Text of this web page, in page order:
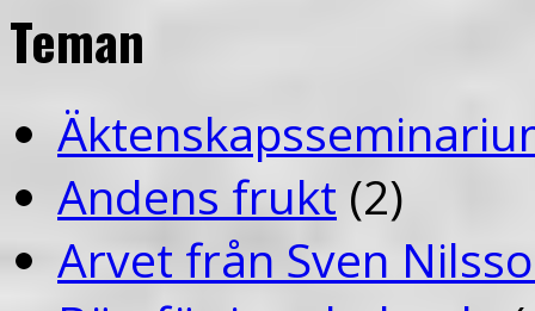
Teman
Andens frukt (2)
Arvet från Sven